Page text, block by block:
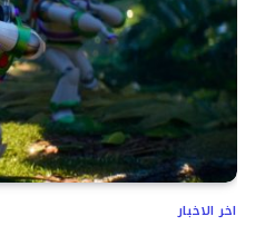
اخر الاخبار